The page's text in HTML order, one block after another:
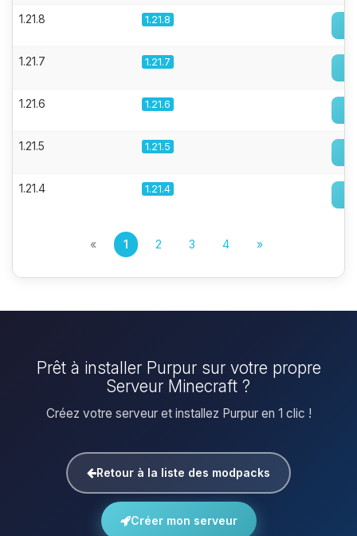
1.21.8 1.21.8
1.21.7 1.21.7
1.21.6 1.21.6
1.21.5 1.21.5
1.21.4 1.21.4
« 1 2 3 4 »
Prêt à installer Purpur sur votre propre
Serveur Minecraft ?
Créez votre serveur et installez Purpur en 1 clic !
Retour à la liste des modpacks
Créer mon serveur